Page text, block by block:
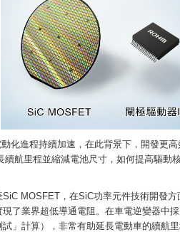
化進程持續加速，在此背景下，開發更
續航里程並縮減電池尺寸，如何提高驅
MOSFET，在SiC功率元件技術開發
了業界超低導通電阻。在車電逆變器中
」計算），非常有助延長電動車的續航里